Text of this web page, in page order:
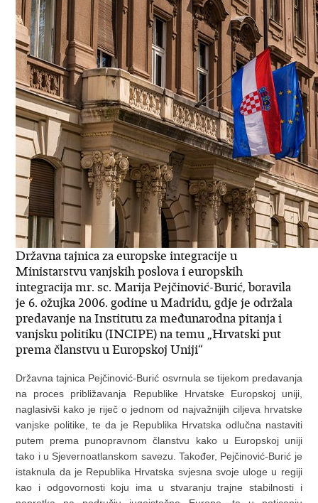
Državna tajnica za europske integracije u
Ministarstvu vanjskih poslova i europskih
integracija mr. sc. Marija Pejčinović-Burić, boravila
je 6. ožujka 2006. godine u Madridu, gdje je održala
predavanje na Institutu za međunarodna pitanja i
vanjsku politiku (INCIPE) na temu „Hrvatski put
prema članstvu u Europskoj Uniji“
Državna tajnica Pejčinović-Burić osvrnula se tijekom predavanja
na proces približavanja Republike Hrvatske Europskoj uniji,
naglasivši kako je riječ o jednom od najvažnijih ciljeva hrvatske
vanjske politike, te da je Republika Hrvatska odlučna nastaviti
putem prema punopravnom članstvu kako u Europskoj uniji
tako i u Sjevernoatlanskom savezu. Također, Pejčinović-Burić je
istaknula da je Republika Hrvatska svjesna svoje uloge u regiji
kao i odgovornosti koju ima u stvaranju trajne stabilnosti i